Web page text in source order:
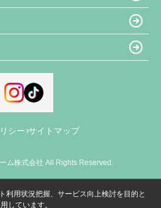
シー サイトマップ
ム株式会社 All Rights Reserved.
利用状況把握、サービス向上検討を目的と
しています。